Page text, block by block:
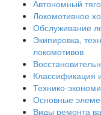
Автономный
Локомотивное
Обслуживание
Экипировка,
локомотивов
Классификация
Технико-
Основные
Виды ремонта